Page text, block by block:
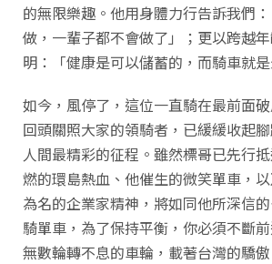
的無限樂趣。他用身體力行告訴我們
做，一輩子都不會做了」；更以跨越
明：「健康是可以儲蓄的，而騎車就是
如今，風停了，這位一直騎在最前面
回頭關照大家的領騎者，已緩緩收起
人間最精彩的征程。雖然標哥已先行
燃的環島熱血、他催生的微笑單車，以
為名的企業家精神，將如同他所深信
騎單車，為了保持平衡，你必須不斷
無數輪轉不息的車輪，載著台灣的驕